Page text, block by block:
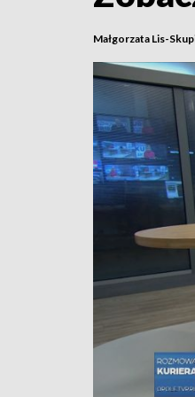
Małgorzata Lis-